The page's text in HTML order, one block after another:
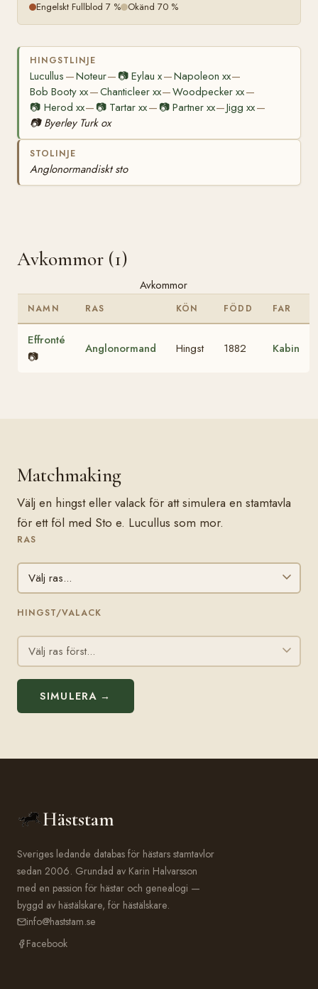
Engelskt Fullblod 7 % Okänd 70 %
HINGSTLINJE
Lucullus —Noteur— 📷Eylau x—Napoleon xx—
Bob Booty xx—Chanticleer xx—Woodpecker xx—
📷 Herod xx— 📷 Tartar xx— 📷 Partner xx—Jigg xx—
📷 Byerley Turk ox
STOLINJE
Anglonormandiskt sto
Avkommor (1)
Avkommor
NAMN RAS KÖN FÖDD FAR
Effronté
📷
Anglonormand Hingst 1882 Kabin
Matchmaking
Välj en hingst eller valack för att simulera en stamtavla
för ett föl med Sto e. Lucullus som mor.
RAS
HINGST/VALACK
SIMULERA →
Häststam
Sveriges ledande databas för hästars stamtavlor
sedan 2006. Grundad av Karin Halvarsson
med en passion för hästar och genealogi —
byggd av hästälskare, för hästälskare.
info@haststam.se
Facebook